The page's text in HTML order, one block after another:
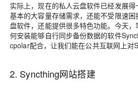
实际上，现在的私人云盘软件已经发展
基本的大容量存储需求，还能不受限速
盘软件，还能提供很多特色功能。今天
何安装能够自行同步备份数据的软件
cpolar配合，让我们能在公共互联网上对
2. Syncthing网站搭建